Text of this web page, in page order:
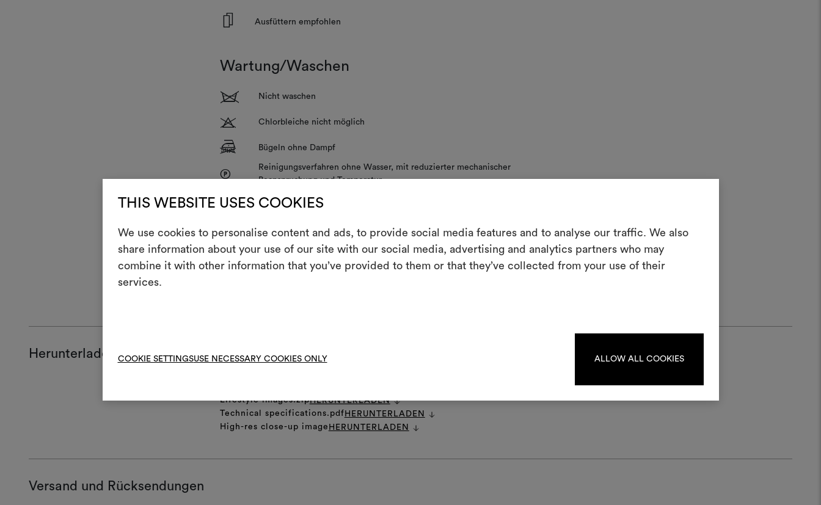
THIS WEBSITE USES COOKIES
We use cookies to personalise content and ads, to provide social media features and to analyse our traffic. We also
share information about your use of our site with our social media, advertising and analytics partners who may
combine it with other information that you’ve provided to them or that they’ve collected from your use of their
services.
COOKIE SETTINGSUSE NECESSARY COOKIES ONLY ALLOW ALL COOKIES
^ Ausfüttern empfohlen
Wartung/Waschen
1 Nicht waschen
T Chlorbleiche nicht möglich
] Bügeln ohne Dampf
P
Reinigungsverfahren ohne Wasser, mit reduzierter mechanischer
Beanspruchung und Temperatur
V Nicht schleudern
Herunterladen
Lifestyle images.zipHERUNTERLADEN
Technical specifications.pdf HERUNTERLADEN
High-res close-up image HERUNTERLADEN
Versand und Rücksendungen
erstellen
Ein interaktives Tool, mit dem Sie Ihre Ideen zum
Leben erwecken und mit anderen teilen können,
Um Moodboards zu erstellen oder
oder registrieren Sie sich.